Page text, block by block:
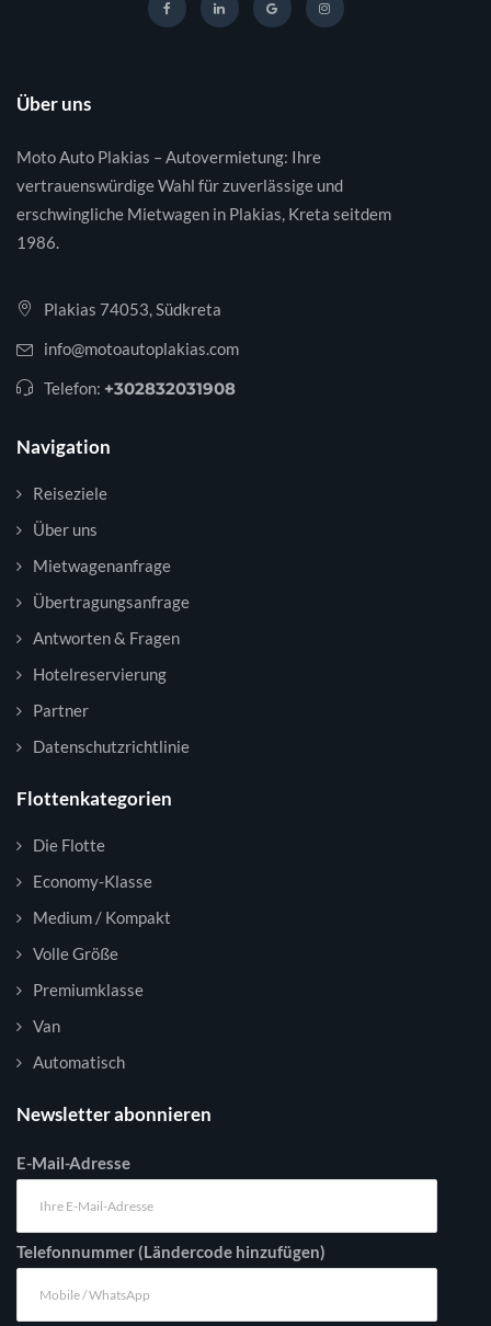
Über uns
Moto Auto Plakias – Autovermietung: Ihre
vertrauenswürdige Wahl für zuverlässige und
erschwingliche Mietwagen in Plakias, Kreta seitdem
1986.
Plakias 74053, Südkreta
info@motoautoplakias.com
Telefon: +302832031908
Navigation
Reiseziele
Über uns
Mietwagenanfrage
Übertragungsanfrage
Antworten & Fragen
Hotelreservierung
Partner
Datenschutzrichtlinie
Flottenkategorien
Die Flotte
Economy-Klasse
Medium / Kompakt
Volle Größe
Premiumklasse
Van
Automatisch
Newsletter abonnieren
E-Mail-Adresse
Telefonnummer (Ländercode hinzufügen)